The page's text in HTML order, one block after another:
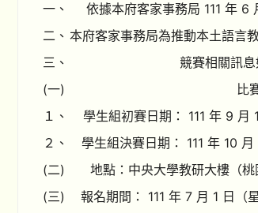
一、
依據本府客家事務局 111 年 6
二、 本府客家事務局為推動本土語言
三、
競賽相關訊息
(一)
比
１、
學生組初賽日期： 111 年 9 月
２、
學生組決賽日期： 111 年 10
(二)
地點：中央大學教研大樓（
(三)
報名期間： 111 年 7 月 1 日（